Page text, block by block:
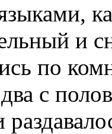
и
по
с